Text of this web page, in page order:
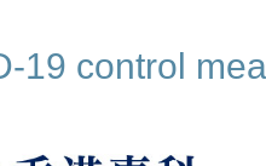
19 control